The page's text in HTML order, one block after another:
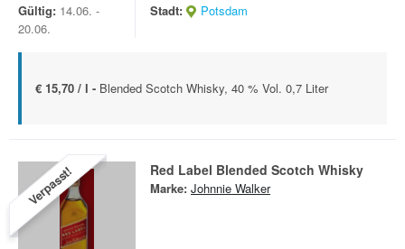
Gültig: 14.06. -
20.06.
Stadt:
Potsdam
€ 15,70 / l - Blended Scotch Whisky, 40 % Vol. 0,7 Liter
Verpasst! Red Label Blended Scotch Whisky
Marke: Johnnie Walker